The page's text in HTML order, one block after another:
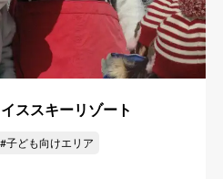
ススキーリゾート
子ども向けエリア